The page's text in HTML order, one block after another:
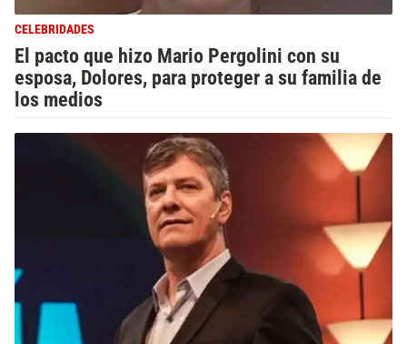
CELEBRIDADES
El pacto que hizo Mario Pergolini con su
esposa, Dolores, para proteger a su familia de
los medios